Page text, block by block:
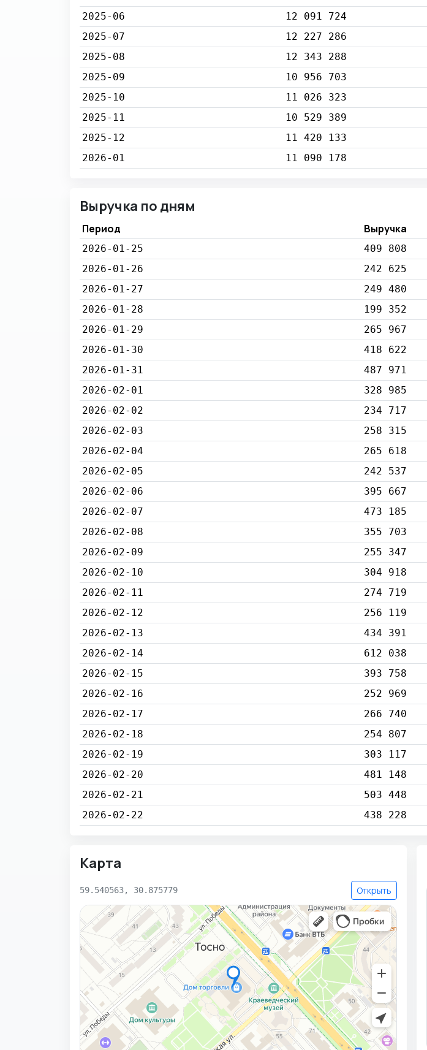
2025-06
12 091 724
2025-07
12 227 286
2025-08
12 343 288
2025-09
10 956 703
2025-10
11 026 323
2025-11
10 529 389
2025-12
11 420 133
2026-01
11 090 178
Выручка по дням
Период Выручка
2026-01-25 409 808
2026-01-26
242 625
2026-01-27
249 480
2026-01-28
199 352
2026-01-29
265 967
2026-01-30
418 622
2026-01-31
487 971
2026-02-01
328 985
2026-02-02
234 717
2026-02-03
258 315
2026-02-04
265 618
2026-02-05
242 537
2026-02-06
395 667
2026-02-07
473 185
2026-02-08
355 703
2026-02-09
255 347
2026-02-10
304 918
2026-02-11
274 719
2026-02-12
256 119
2026-02-13
434 391
2026-02-14
612 038
2026-02-15
393 758
2026-02-16
252 969
2026-02-17
266 740
2026-02-18
254 807
2026-02-19
303 117
2026-02-20
481 148
2026-02-21
503 448
2026-02-22
438 228
Карта
59.540563, 30.875779 Открыть